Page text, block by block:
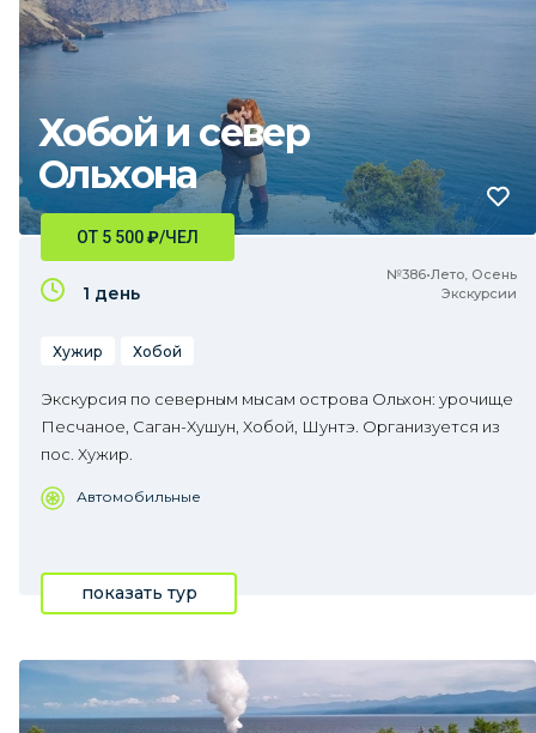
Хобой и север
Ольхона
№386•Лето, Осень
Экскурсии
ОТ 5 500₽/ЧЕЛ
1 день
Хужир Хобой
Экскурсия по северным мысам острова Ольхон: урочище
Песчаное, Саган-Хушун, Хобой, Шунтэ. Организуется из
пос. Хужир.
Автомобильные
показать тур